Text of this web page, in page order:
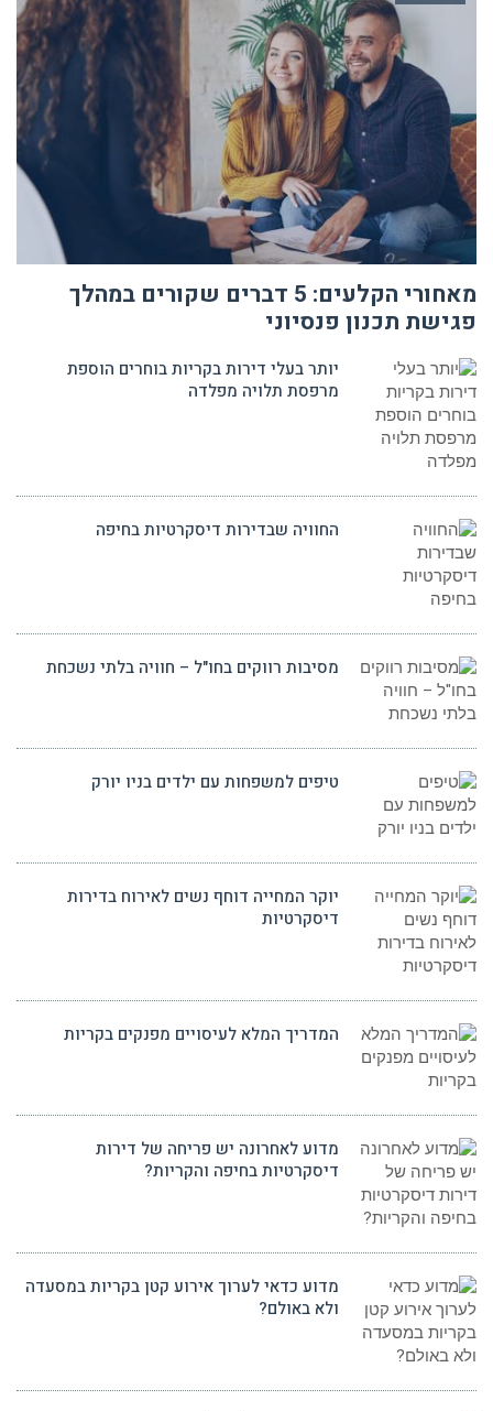
מאחורי הקלעים: 5 דברים שקורים במהלך
פגישת תכנון פנסיוני
יותר בעלי דירות בקריות בוחרים הוספת
מרפסת תלויה מפלדה
החוויה שבדירות דיסקרטיות בחיפה
מסיבות רווקים בחו"ל – חוויה בלתי נשכחת
טיפים למשפחות עם ילדים בניו יורק
יוקר המחייה דוחף נשים לאירוח בדירות
דיסקרטיות
המדריך המלא לעיסויים מפנקים בקריות
מדוע לאחרונה יש פריחה של דירות
דיסקרטיות בחיפה והקריות?
מדוע כדאי לערוך אירוע קטן בקריות במסעדה
ולא באולם?